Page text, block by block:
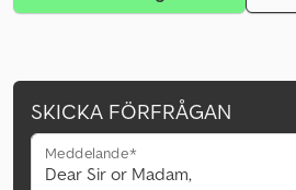
SKICKA FÖRFRÅGAN
Meddelande*